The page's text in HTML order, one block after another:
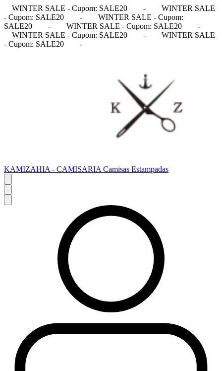
WINTER SALE - Cupom: SALE20 -
WINTER SALE
- Cupom: SALE20
-
WINTER SALE - Cupom:
SALE20
- WINTER SALE - Cupom: SALE20
-
WINTER SALE - Cupom: SALE20
-
WINTER SALE
- Cupom: SALE20
-
KAMIZAHIA - CAMISARIA Camisas Estampadas